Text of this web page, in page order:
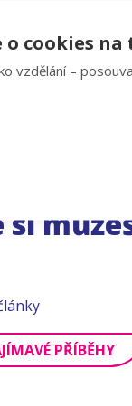
PŘÍBĚHY
o cookies
vzdělání –